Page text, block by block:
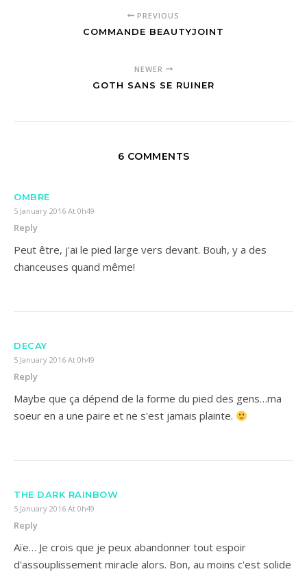
PREVIOUS
COMMANDE BEAUTYJOINT
NEWER
GOTH SANS SE RUINER
6 COMMENTS
OMBRE
5 January 2016 At 0h49
Reply
Peut être, j'ai le pied large vers devant. Bouh, y a des
chanceuses quand même!
DECAY
5 January 2016 At 0h49
Reply
Maybe que ça dépend de la forme du pied des gens…ma
soeur en a une paire et ne s'est jamais plainte.
THE DARK RAINBOW
5 January 2016 At 0h49
Reply
Aïe… Je crois que je peux abandonner tout espoir
d'assouplissement miracle alors. Bon, au moins c'est solide